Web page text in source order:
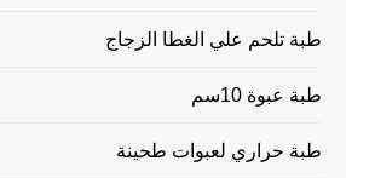
طبة تلحم علي الغطا الزجاج
طبة عبوة 10سم
طبة حراري لعبوات طحينة